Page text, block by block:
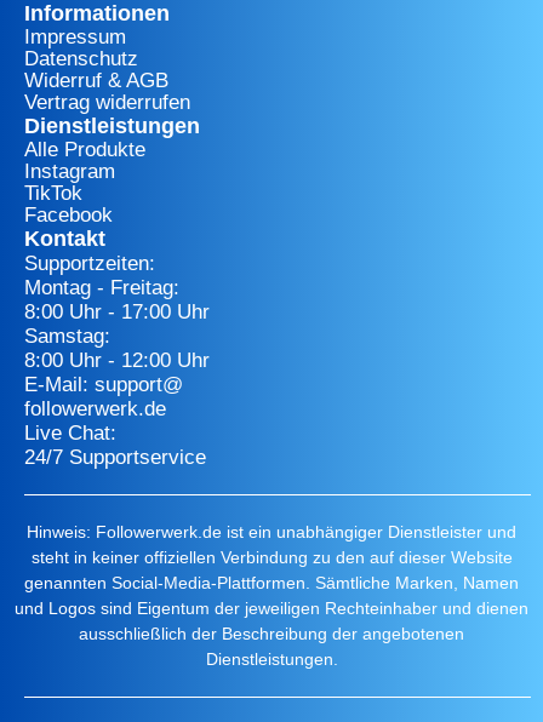
Informationen
Impressum
Datenschutz
Widerruf & AGB
Vertrag widerrufen
Dienstleistungen
Alle Produkte
Instagram
TikTok
Facebook
Kontakt
Supportzeiten:
Montag - Freitag:
8:00 Uhr - 17:00 Uhr
Samstag:
8:00 Uhr - 12:00 Uhr
E-Mail: support@
followerwerk.de
Live Chat:
24/7 Supportservice
Hinweis: Followerwerk.de ist ein unabhängiger Dienstleister und
steht in keiner offiziellen Verbindung zu den auf dieser Website
genannten Social-Media-Plattformen. Sämtliche Marken, Namen
und Logos sind Eigentum der jeweiligen Rechteinhaber und dienen
ausschließlich der Beschreibung der angebotenen
Dienstleistungen.